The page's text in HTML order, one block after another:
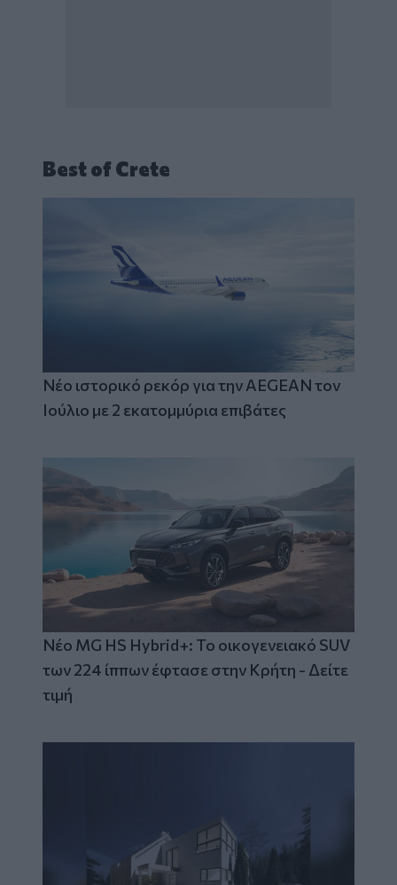
Best of Crete
Νέο ιστορικό ρεκόρ για την AEGEAN τον
Ιούλιο με 2 εκατομμύρια επιβάτες
Νέο MG HS Hybrid+: Το οικογενειακό SUV
των 224 ίππων έφτασε στην Κρήτη - Δείτε
τιμή